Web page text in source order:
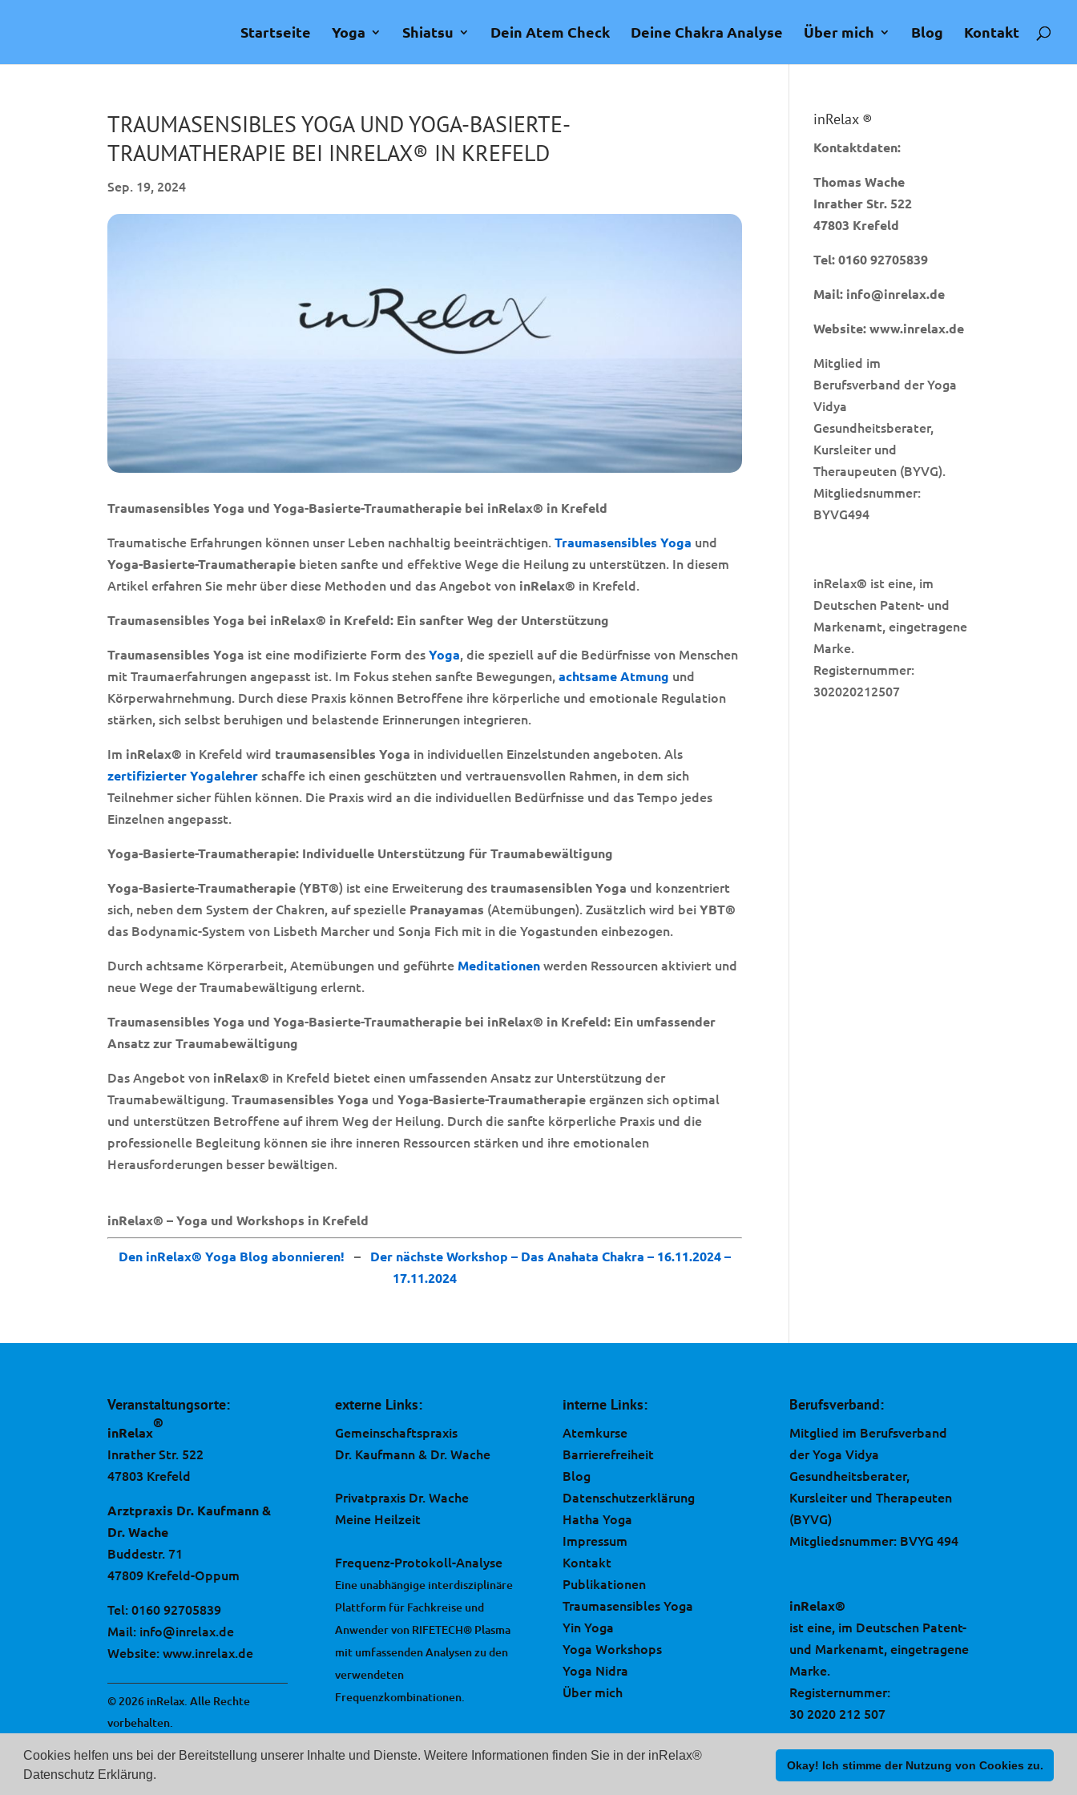
Cookies helfen uns bei der Bereitstellung unserer Inhalte und Dienste. Weitere Informationen finden Sie in der inRelax®
Datenschutz Erklärung.
Okay! Ich stimme der Nutzung von Cookies zu.
Startseite Yoga Shiatsu Dein Atem Check Deine Chakra Analyse Über mich Blog Kontakt
TRAUMASENSIBLES YOGA UND YOGA-BASIERTE-
TRAUMATHERAPIE BEI INRELAX® IN KREFELD
Sep. 19, 2024
Traumasensibles Yoga und Yoga-Basierte-Traumatherapie bei inRelax® in Krefeld
Traumatische Erfahrungen können unser Leben nachhaltig beeinträchtigen.Traumasensibles Yoga und
Yoga-Basierte-Traumatherapie bieten sanfte und effektive Wege die Heilung zu unterstützen. In diesem
Artikel erfahren Sie mehr über diese Methoden und das Angebot von inRelax® in Krefeld.
Traumasensibles Yoga bei inRelax® in Krefeld: Ein sanfter Weg der Unterstützung
Traumasensibles Yoga ist eine modifizierte Form desYoga, die speziell auf die Bedürfnisse von Menschen
mit Traumaerfahrungen angepasst ist. Im Fokus stehen sanfte Bewegungen,achtsame Atmung und
Körperwahrnehmung. Durch diese Praxis können Betroffene ihre körperliche und emotionale Regulation
stärken, sich selbst beruhigen und belastende Erinnerungen integrieren.
Im inRelax® in Krefeld wird traumasensibles Yoga in individuellen Einzelstunden angeboten. Als
zertifizierter Yogalehrerschaffe ich einen geschützten und vertrauensvollen Rahmen, in dem sich
Teilnehmer sicher fühlen können. Die Praxis wird an die individuellen Bedürfnisse und das Tempo jedes
Einzelnen angepasst.
Yoga-Basierte-Traumatherapie: Individuelle Unterstützung für Traumabewältigung
Yoga-Basierte-Traumatherapie (YBT®) ist eine Erweiterung des traumasensiblen Yoga und konzentriert
sich, neben dem System der Chakren, auf spezielle Pranayamas (Atemübungen). Zusätzlich wird beiYBT®
das Bodynamic-System von Lisbeth Marcher und Sonja Fich mit in die Yogastunden einbezogen.
Durch achtsame Körperarbeit, Atemübungen und geführte Meditationenwerden Ressourcen aktiviert und
neue Wege der Traumabewältigung erlernt.
Traumasensibles Yoga und Yoga-Basierte-Traumatherapie bei inRelax® in Krefeld: Ein umfassender
Ansatz zur Traumabewältigung
Das Angebot von inRelax® in Krefeld bietet einen umfassenden Ansatz zur Unterstützung der
Traumabewältigung.Traumasensibles Yoga undYoga-Basierte-Traumatherapieergänzen sich optimal
und unterstützen Betroffene auf ihrem Weg der Heilung. Durch die sanfte körperliche Praxis und die
professionelle Begleitung können sie ihre inneren Ressourcen stärken und ihre emotionalen
Herausforderungen besser bewältigen.
inRelax® – Yoga und Workshops in Krefeld
Den inRelax® Yoga Blog abonnieren! – Der nächste Workshop – Das Anahata Chakra – 16.11.2024 –
17.11.2024
inRelax ®
Kontaktdaten:
Thomas Wache
Inrather Str. 522
47803 Krefeld
Tel:0160 92705839
Mail: info@inrelax.de
Website:www.inrelax.de
Mitglied im
Berufsverband der Yoga
Vidya
Gesundheitsberater,
Kursleiter und
Theraupeuten (BYVG).
Mitgliedsnummer:
BYVG494
inRelax® ist eine, im
Deutschen Patent- und
Markenamt, eingetragene
Marke.
Registernummer:
302020212507
Veranstaltungsorte:
inRelax
®
Inrather Str. 522
47803 Krefeld
Arztpraxis Dr. Kaufmann &
Dr. Wache
Buddestr. 71
47809 Krefeld-Oppum
Tel:0160 92705839
Mail: info@inrelax.de
Website:www.inrelax.de
© 2026 inRelax. Alle Rechte
vorbehalten.
externe Links:
Gemeinschaftspraxis
Dr. Kaufmann & Dr. Wache
Privatpraxis Dr. Wache
Meine Heilzeit
Frequenz-Protokoll-Analyse
Eine unabhängige interdisziplinäre
Plattform für Fachkreise und
Anwender von RIFETECH® Plasma
mit umfassenden Analysen zu den
verwendeten
Frequenzkombinationen.
interne Links:
Atemkurse
Barrierefreiheit
Blog
Datenschutzerklärung
Hatha Yoga
Impressum
Kontakt
Publikationen
Traumasensibles Yoga
Yin Yoga
Yoga Workshops
Yoga Nidra
Über mich
Berufsverband:
Mitglied im Berufsverband
der Yoga Vidya
Gesundheitsberater,
Kursleiter und Therapeuten
(BYVG)
Mitgliedsnummer: BVYG 494
inRelax®
ist eine, im Deutschen Patent-
und Markenamt, eingetragene
Marke.
Registernummer:
30 2020 212 507